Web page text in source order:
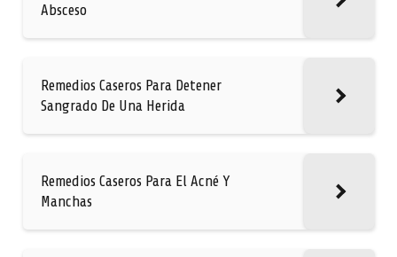
Absceso
Remedios Caseros Para Detener
Sangrado De Una Herida
Remedios Caseros Para El Acné Y
Manchas